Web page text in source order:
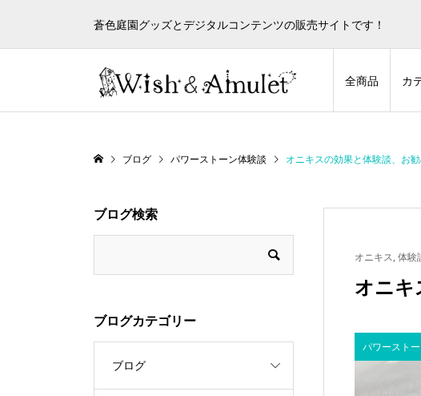
蒼色庭園グッズとデジタルコンテンツの販売サイトです！
全商品 カ
ブログ パワーストーン体験談 オニキスの効果と体験談、お
オニキス,体験
オニキ
パワースト
ブログ検索
ブログカテゴリー
ブログ
蒼色庭園グ